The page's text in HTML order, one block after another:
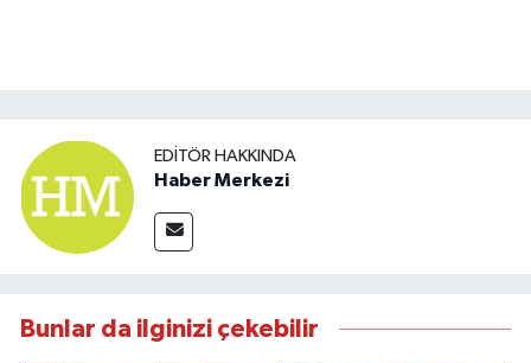
EDITÖR HAKKINDA
Haber Merkezi
Bunlar da ilginizi çekebilir